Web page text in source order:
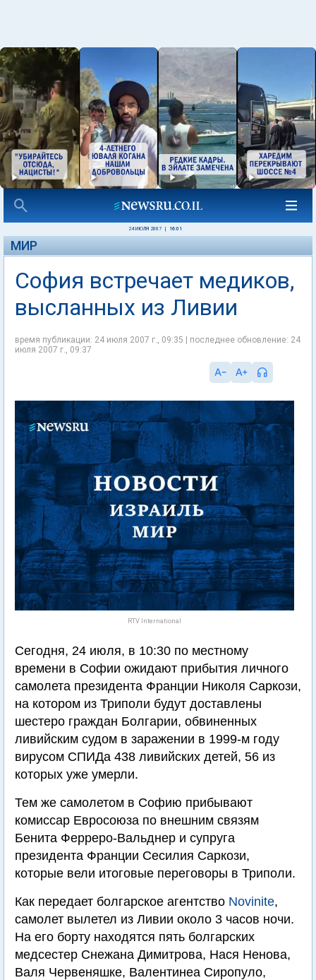
24 ИЮЛЯ 2007 16:01
МИР
София встречает медиков,
высланных из Ливии
время публикации: 24 июля 2007 г., 09:35 | последнее обновление: 24
июля 2007 г., 09:37
RTV International
Сегодня, 24 июля, в 10:30 по местному
времени в Софии ожидают прибытия личного
самолета президента Франции Николя Саркози,
на котором из Триполи будут доставлены
шестеро граждан Болгарии, обвиненных
ливийским судом в заражении в 1999-м году
вирусом СПИДа 438 ливийских детей, 56 из
которых уже умерли.
Тем же самолетом в Софию прибывают
комиссар Евросоюза по внешним связям
Бенита Ферреро-Вальднер и супруга
президента Франции Сесилия Саркози,
которые вели итоговые переговоры в Триполи.
Как передает болгарское агентство Novinite,
самолет вылетел из Ливии около 3 часов ночи.
На его борту находятся пять болгарских
медсестер Снежана Димитрова, Нася Ненова,
Валя Червеняшке, Валентинеа Сиропуло,